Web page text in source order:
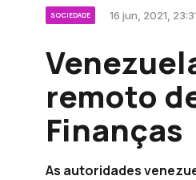
SOCIEDADE 16 jun, 2021,
remoto
Finanças
As autoridades